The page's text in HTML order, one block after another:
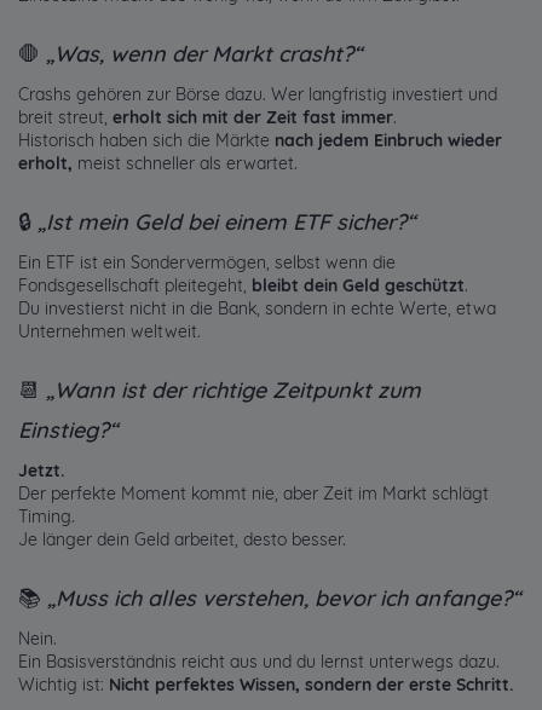
🛑 „Was, wenn der Markt crasht?“
Crashs gehören zur Börse dazu. Wer langfristig investiert und
breit streut, erholt sich mit der Zeit fast immer.
Historisch haben sich die Märkte nach jedem Einbruch wieder
erholt, meist schneller als erwartet.
🔒 „Ist mein Geld bei einem ETF sicher?“
Ein ETF ist ein Sondervermögen, selbst wenn die
Fondsgesellschaft pleitegeht, bleibt dein Geld geschützt.
Du investierst nicht in die Bank, sondern in echte Werte, etwa
Unternehmen weltweit.
📆 „Wann ist der richtige Zeitpunkt zum
Einstieg?“
Jetzt.
Der perfekte Moment kommt nie, aber Zeit im Markt schlägt
Timing.
Je länger dein Geld arbeitet, desto besser.
📚 „Muss ich alles verstehen, bevor ich anfange?“
Nein.
Ein Basisverständnis reicht aus und du lernst unterwegs dazu.
Wichtig ist: Nicht perfektes Wissen, sondern der erste Schritt.